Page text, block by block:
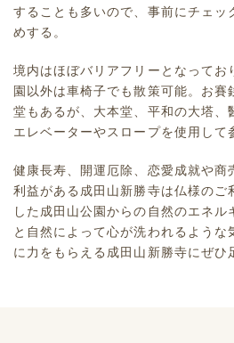
することも多いので、事前にチェッ
めする。
境内はほぼバリアフリーとなってお
園以外は車椅子でも散策可能。お賽
堂もあるが、大本堂、平和の大塔、
エレベーターやスロープを使用して
健康長寿、開運厄除、恋愛成就や商
利益がある成田山新勝寺は仏様のご
した成田山公園からの自然のエネル
と自然によって心が洗われるような
に力をもらえる成田山新勝寺にぜひ